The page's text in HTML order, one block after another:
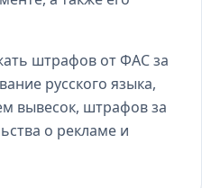
штрафов от ФАС за
русского языка,
вывесок, штрафов за
о рекламе и